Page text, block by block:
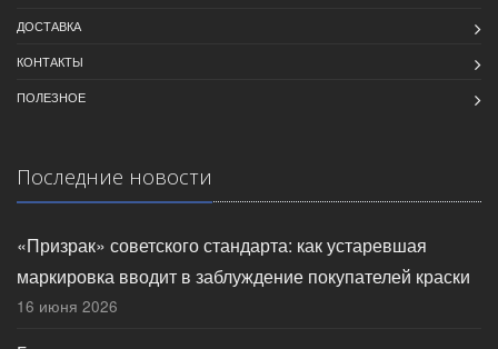
ДОСТАВКА
КОНТАКТЫ
ПОЛЕЗНОЕ
Последние новости
«Призрак» советского стандарта: как устаревшая
маркировка вводит в заблуждение покупателей краски
16 июня 2026